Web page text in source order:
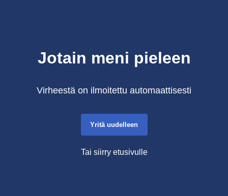
Jotain meni pieleen
Virheestä on ilmoitettu automaattisesti
Yritä uudelleen
Tai siirry etusivulle